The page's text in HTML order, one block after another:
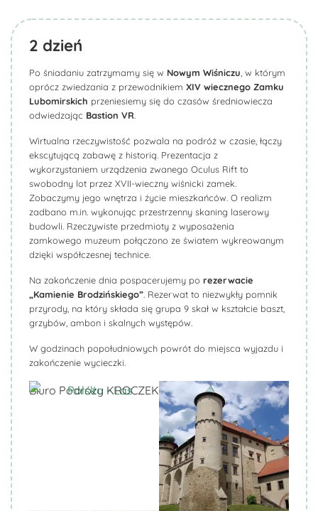
2 dzień
Po śniadaniu zatrzymamy się w Nowym Wiśniczu , w którym
oprócz zwiedzania z przewodnikiem XIV wiecznego Zamku
Lubomirskich przeniesiemy się do czasów średniowiecza
odwiedzając Bastion VR
Wirtualna rzeczywistość pozwala na podróż w czasie, łączy
ekscytującą zabawę z historią. Prezentacja z
wykorzystaniem urządzenia zwanego Oculus Rift to
swobodny lot przez XVII-wieczny wiśnicki zamek.
Zobaczymy jego wnętrza i życie mieszkańców. O realizm
zadbano m.in. wykonując przestrzenny skaning laserowy
budowli. Rzeczywiste przedmioty z wyposażenia
zamkowego muzeum połączono ze światem wykreowanym
dzięki współczesnej technice.
Na zakończenie dnia pospacerujemy po rezerwacie
„Kamienie Brodzińskiego” . Rezerwat to niezwykły pomnik
przyrody, na który składa się grupa 9 skał w kształcie baszt,
grzybów, ambon i skalnych występów.
W godzinach popołudniowych powrót do miejsca wyjazdu i
zakończenie wycieczki.
Biuro Podróży KROCZEKBiuro Podróży KROCZEK